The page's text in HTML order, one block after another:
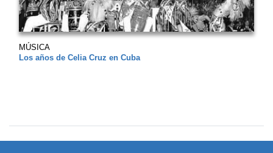
MÚSICA
Los años de Celia Cruz en Cuba